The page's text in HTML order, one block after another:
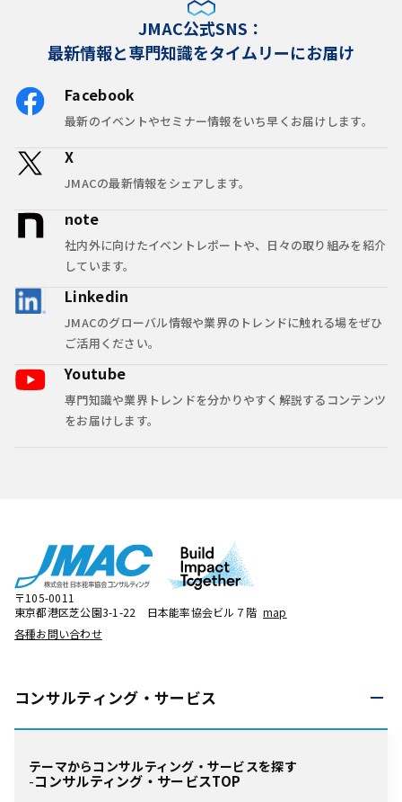
JMAC公式SNS：
最新情報と専門知識をタイムリーにお届け
Facebook
最新のイベントやセミナー情報をいち早くお届けします。
X
JMACの最新情報をシェアします。
note
社内外に向けたイベントレポートや、日々の取り組みを紹介
しています。
Linkedin
JMACのグローバル情報や業界のトレンドに触れる場をぜひ
ご活用ください。
Youtube
専門知識や業界トレンドを分かりやすく解説するコンテンツ
をお届けします。
〒105-0011
東京都港区芝公園3-1-22 日本能率協会ビル７階 map
各種お問い合わせ
コンサルティング・ サービス
テーマからコンサルティング・サービスを探す
コンサルティング・サービスTOP